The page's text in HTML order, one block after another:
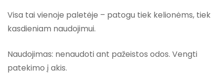
Visa tai vienoje paletėje – patogu tiek kelionėms, tiek
kasdieniam naudojimui.
Naudojimas: nenaudoti ant pažeistos odos. Vengti
patekimo į akis.